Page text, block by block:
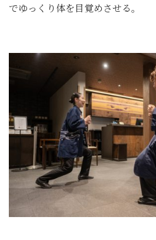
でゆっくり体を目覚めさせる。